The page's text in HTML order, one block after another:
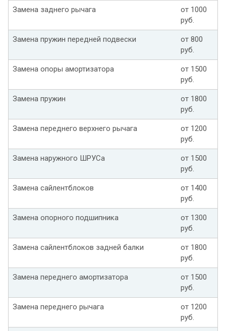
Замена заднего рычага
от 1000
руб.
Замена пружин передней подвески
от 800
руб.
Замена опоры амортизатора
от 1500
руб.
Замена пружин
от 1800
руб.
Замена переднего верхнего рычага
от 1200
руб.
Замена наружного ШРУСа
от 1500
руб.
Замена сайлентблоков
от 1400
руб.
Замена опорного подшипника
от 1300
руб.
Замена сайлентблоков задней балки
от 1800
руб.
Замена переднего амортизатора
от 1500
руб.
Замена переднего рычага
от 1200
руб.